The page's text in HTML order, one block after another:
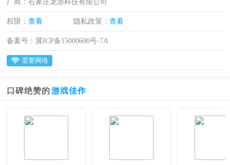
厂商：石家庄龙游科技有限公司
权限：查看 隐私政策：查看
备案号：冀ICP备15000600号-7A
需要网络
口碑绝赞的 游戏佳作